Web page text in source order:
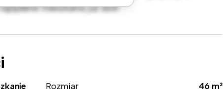
mieszkania już dziś!
Rozmiar
46 m²